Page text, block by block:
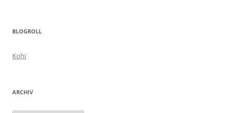
BLOGROLL
Kohi
ARCHIV